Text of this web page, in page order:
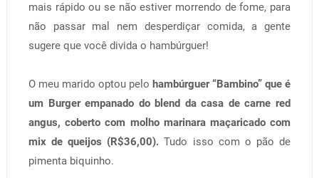
mais rápido ou se não estiver morrendo de fome, para
não passar mal nem desperdiçar comida, a gente
sugere que você divida o hambúrguer!
O meu marido optou pelohambúrguer “Bambino” que é
um Burger empanado do blend da casa de carne red
angus, coberto com molho marinara maçaricado com
mix de queijos (R$36,00).Tudo isso com o pão de
pimenta biquinho.